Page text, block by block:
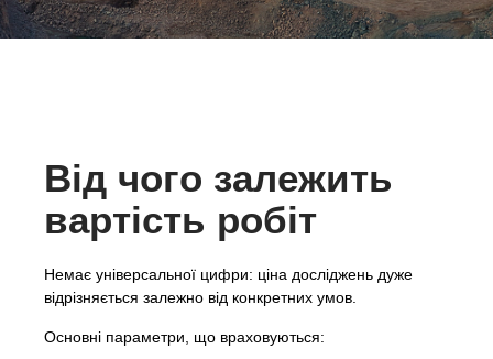
Від чого залежить
вартість робіт
Немає універсальної цифри: ціна досліджень дуже
відрізняється залежно від конкретних умов.
Основні параметри, що враховуються: